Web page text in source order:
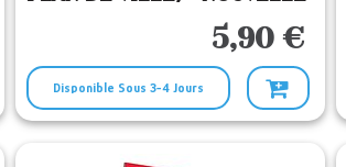
5,90 €
Disponible Sous 3-4 Jours